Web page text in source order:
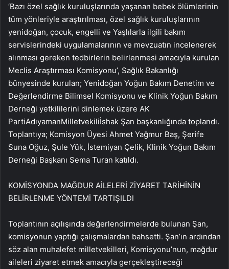
‘Bazı özel sağlık kuruluşlarında yaşanan bebek ölümlerinin
tüm yönleriyle araştırılması, özel sağlık kuruluşlarının
yenidoğan, çocuk, engelli ve Yaşlılarla ilgili bakım
servislerindeki uygulamalarının ve mevzuatın incelenerek
alınması gereken tedbirlerin belirlenmesi amacıyla kurulan
Meclis Araştırması Komisyonu’, Sağlık Bakanlığı
bünyesinde kurulan; Yenidoğan Yoğun Bakım Denetim ve
Değerlendirme Bilimsel Komisyonu ve Klinik Yoğun Bakım
Derneği yetkililerini dinlemek üzere AK
PartiAdıyamanMilletvekiliİshak Şan başkanlığında toplandı.
Toplantıya; Komisyon Üyesi Ahmet Yağmur Baş, Şerife
Suna Oğuz, Şule Yük, İstemiyan Çelik, Klinik Yoğun Bakım
Derneği Başkanı Sema Turan katıldı.
KOMİSYONDA MAĞDUR AİLELERİ ZİYARET TARİHİNİN
BELİRLENME YÖNTEMİ TARTIŞILDI
Toplantının açılışında değerlendirmelerde bulunan Şan,
komisyonun yaptığı çalışmalardan bahsetti. Şan’ın ardından
söz alan muhalefet milletvekilleri, Komisyonu’nun, mağdur
aileleri ziyaret etmek amacıyla gerçekleştireceği